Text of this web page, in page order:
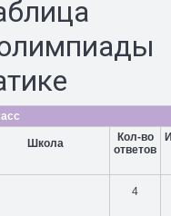
Школа
Кол-во
ответов
4